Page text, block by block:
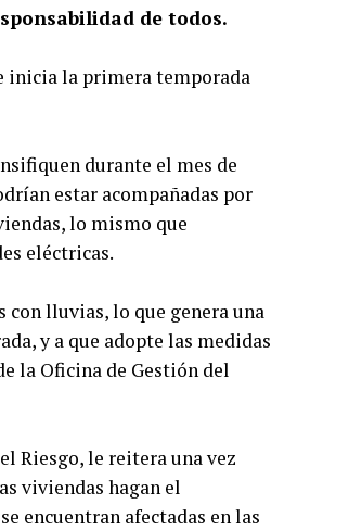
de todos.
inicia la primera temporada
durante el mes de
estar acompañadas por
lo mismo que
eléctricas.
lluvias, lo que genera una
y a que adopte las medidas
la Oficina de Gestión del
Riesgo, le reitera una vez
viviendas hagan el
encuentran afectadas en las